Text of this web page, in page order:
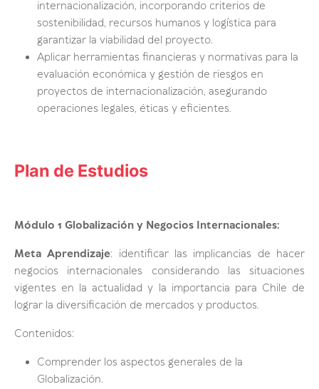
internacionalización, incorporando criterios de
sostenibilidad, recursos humanos y logística para
garantizar la viabilidad del proyecto.
Aplicar herramientas financieras y normativas para la
evaluación económica y gestión de riesgos en
proyectos de internacionalización, asegurando
operaciones legales, éticas y eficientes.
Plan de Estudios
Módulo 1 Globalización y Negocios Internacionales:
Meta Aprendizaje: identificar las implicancias de hacer
negocios internacionales considerando las situaciones
vigentes en la actualidad y la importancia para Chile de
lograr la diversificación de mercados y productos.
Contenidos:
Comprender los aspectos generales de la
Globalización.